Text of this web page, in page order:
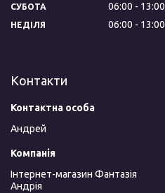
СУБОТА 06:00 13:00
НЕДІЛЯ 06:00 13:00
Контакти
Андрей
Інтернет-магазин Фантазія
Андрія